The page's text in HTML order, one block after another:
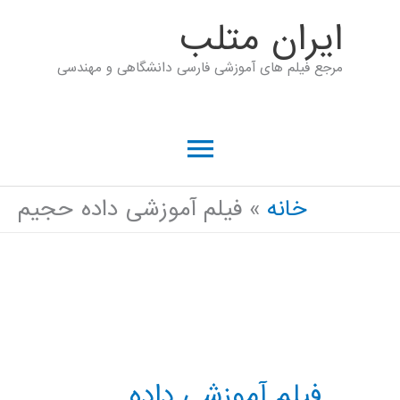
ايران متلب
مرجع فیلم های آموزشی فارسی دانشگاهی و مهندسی
فهرست
اصلی
خانه فیلم آموزشی داده حجيم